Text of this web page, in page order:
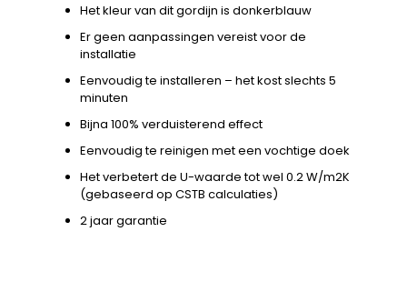
Het kleur van dit gordijn is donkerblauw
Er geen aanpassingen vereist voor de
installatie
Eenvoudig te installeren – het kost slechts 5
minuten
Bijna 100% verduisterend effect
Eenvoudig te reinigen met een vochtige doek
Het verbetert de U-waarde tot wel 0.2 W/m2K
(gebaseerd op CSTB calculaties)
2 jaar garantie